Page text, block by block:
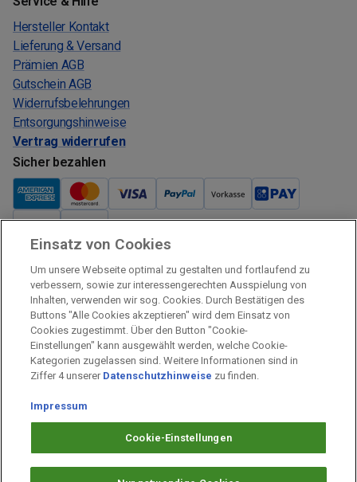
Hersteller Kontakt
Lieferung & Versand
Prämien AGB
Gutschein AGB
Widerrufsbelehrungen
Entsorgungshinweise
Vertrag widerrufen
Sicher bezahlen
Verkauf und Versand
Kostenloser Versand:
Verkauf und Versand durch:
Verkauf Gutscheine durch:
Sicher einkaufen
Prämien Impressum
Prämien Datenschutz
Einsatz von Cookies
Um unsere Webseite optimal zu gestalten und fortlaufend zu
verbessern, sowie zur interessengerechten Ausspielung von
Inhalten, verwenden wir sog. Cookies. Durch Bestätigen des
Buttons "Alle Cookies akzeptieren" wird dem Einsatz von
Cookies zugestimmt. Über den Button "Cookie-
Einstellungen" kann ausgewählt werden, welche Cookie-
Kategorien zugelassen sind. Weitere Informationen sind in
Ziffer 4 unserer Datenschutzhinweise zu finden.
Impressum
Cookie-Einstellungen